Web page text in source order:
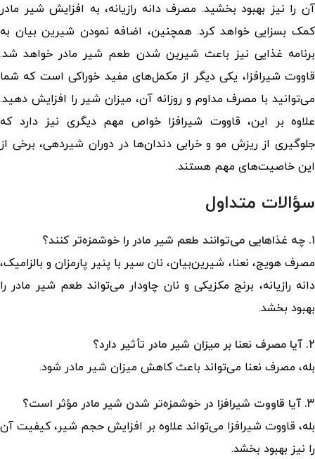
آن را نیز بهبود بخشید. مصرف دانه رازیانه، به افزایش شیر مادر
کمک بسزایی خواهد کرد. همچنین، اضافه نمودن شیرین بیان به
برنامه غذایی نیز باعث شیرین شدن طعم شیر مادر خواهد شد.
قاووت شیرافزا، یکی دیگر از مکمل‌های مفید خوراکی است که شما
می‌توانید با مصرف مداوم و روزانه آن، میزان شیر را افزایش دهید.
علاوه بر این، قاووت شیرافزا خواص مهم دیگری نیز دارد که
جلوگیری از ریزش مو و خرابی دندان‌ها در دوران شیردهی، برخی از
این خاصیت‌های مهم هستند.
سؤالات متداول
1. چه غذاهایی می‌توانند طعم شیر مادر را خوشمزه‌تر کنند؟
مصرف هویج، نعنا، شیرین‌بیان، نان سیر با پنیر پارمزان و بالزامیک،
دانه رازیانه، برنج مکزیکی و نان چاودار می‌تواند طعم شیر مادر را
بهبود بخشد.
2. آیا مصرف نعنا بر میزان شیر مادر تأثیر دارد؟
بله، مصرف نعنا می‌تواند باعث کاهش میزان شیر مادر شود.
3. آیا قاووت شیرافزا در خوشمزه‌تر شدن شیر مادر مؤثر است؟
بله، قاووت شیرافزا می‌تواند علاوه بر افزایش حجم شیر، کیفیت آن
را نیز بهبود بخشد.